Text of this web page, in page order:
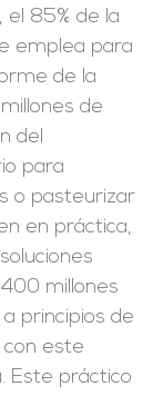
el 85% de la
emplea para
de la
de
del
para
o pasteurizar
en práctica,
millones
principios de
con este
Este práctico